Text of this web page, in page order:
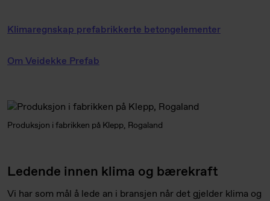
Klimaregnskap prefabrikkerte betongelementer
Om Veidekke Prefab
Produksjon i fabrikken på Klepp, Rogaland
Ledende innen klima og bærekraft
Vi har som mål å lede an i bransjen når det gjelder klima og